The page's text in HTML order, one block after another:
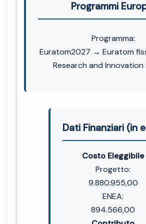
Programmi
Programma:
Euratom2027 → Euratom
Research and
Dati Finanziari (in
Costo Eleggibile
Progetto:
9.880.955,00
ENEA:
894.566,00